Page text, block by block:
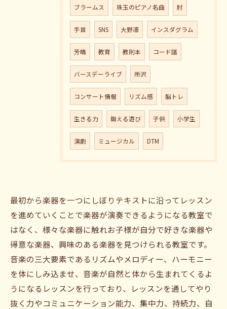
ブラームス 珠玉のピアノ名曲 肘
手首 SNS 大野凛 インスダグラム
芳晴 教育 教則本 コード譜
バースデーライブ 所沢
コンサート情報 リズム感 脳トレ
生きる力 鍛える遊び 子供 小学生
演劇 ミュージカル DTM
最初から楽器を一つにしぼりテキストに沿ってレッスン
を進めていくことで楽器が演奏できるようになる教室で
はなく、様々な楽器に触れお子様が自分で好きな楽器や
得意な楽器、興味のある楽器を見つけられる教室です。
音楽の三大要素であるリズムやメロディー、ハーモニー
を体にしみ込ませ、音楽が自然と体から生まれてくるよ
うになるレッスンを行っており、レッスンを通してやり
抜く力やコミュニケーション能力、集中力、持続力、自